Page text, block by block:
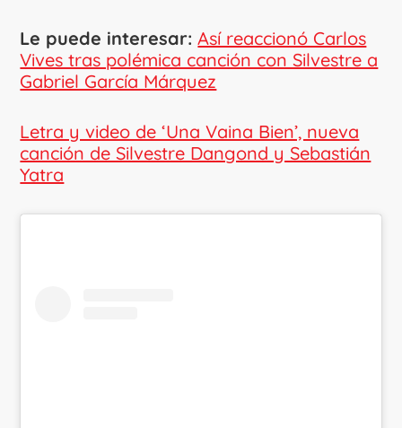
Le puede interesar:Así reaccionó Carlos
Vives tras polémica canción con Silvestre a
Gabriel García Márquez
Letra y video de ‘Una Vaina Bien’, nueva
canción de Silvestre Dangond y Sebastián
Yatra